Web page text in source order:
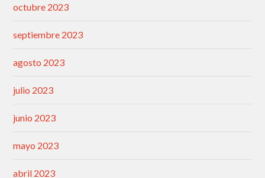
octubre 2023
septiembre 2023
agosto 2023
julio 2023
junio 2023
mayo 2023
abril 2023